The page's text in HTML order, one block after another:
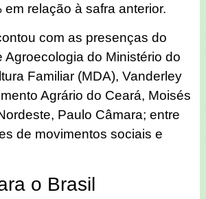
relação à safra anterior.
com as presenças do
Agroecologia do Ministério do
Familiar (MDA), Vanderley
Agrário do Ceará, Moisés
Paulo Câmara; entre
de movimentos sociais e
o Brasil